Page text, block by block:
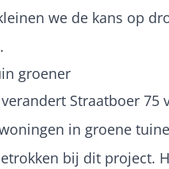
we de kans op
groener
Straatboer 75
in groene
bij dit project.